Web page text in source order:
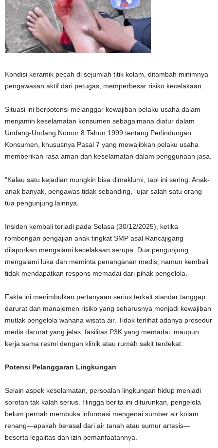
Kondisi keramik pecah di sejumlah titik kolam, ditambah minimnya
pengawasan aktif dari petugas, memperbesar risiko kecelakaan.
Situasi ini berpotensi melanggar kewajiban pelaku usaha dalam
menjamin keselamatan konsumen sebagaimana diatur dalam
Undang-Undang Nomor 8 Tahun 1999 tentang Perlindungan
Konsumen, khususnya Pasal 7 yang mewajibkan pelaku usaha
memberikan rasa aman dan keselamatan dalam penggunaan jasa.
“Kalau satu kejadian mungkin bisa dimaklumi, tapi ini sering. Anak-
anak banyak, pengawas tidak sebanding,” ujar salah satu orang
tua pengunjung lainnya.
Insiden kembali terjadi pada Selasa (30/12/2025), ketika
rombongan pengajian anak tingkat SMP asal Rancajigang
dilaporkan mengalami kecelakaan serupa. Dua pengunjung
mengalami luka dan meminta penanganan medis, namun kembali
tidak mendapatkan respons memadai dari pihak pengelola.
Fakta ini menimbulkan pertanyaan serius terkait standar tanggap
darurat dan manajemen risiko yang seharusnya menjadi kewajiban
mutlak pengelola wahana wisata air. Tidak terlihat adanya prosedur
medis darurat yang jelas, fasilitas P3K yang memadai, maupun
kerja sama resmi dengan klinik atau rumah sakit terdekat.
Potensi Pelanggaran Lingkungan
Selain aspek keselamatan, persoalan lingkungan hidup menjadi
sorotan tak kalah serius. Hingga berita ini diturunkan, pengelola
belum pernah membuka informasi mengenai sumber air kolam
renang—apakah berasal dari air tanah atau sumur artesis—
beserta legalitas dan izin pemanfaatannya.